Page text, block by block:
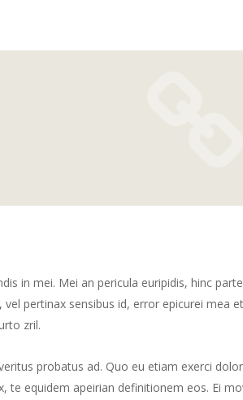
in mei. Mei an pericula euripidis, hinc
pertinax sensibus id, error epicurei mea
zril.
probatus ad. Quo eu etiam exerci
te equidem apeirian definitionem eos. Ei